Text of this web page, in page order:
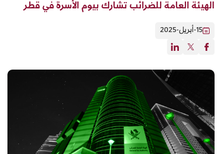
الهيئة العامة للضرائب تشارك بيوم الأسرة في قطر
15-أبريل-2025